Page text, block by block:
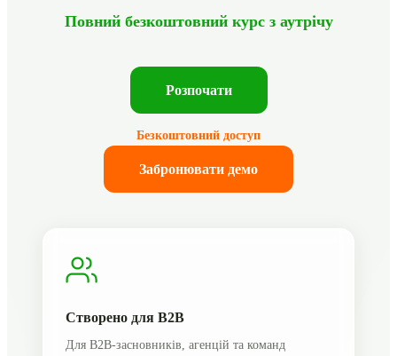
Повний безкоштовний курс з аутрічу
Розпочати
Безкоштовний доступ
Забронювати демо
Створено для B2B
Для B2B-засновників, агенцій та команд